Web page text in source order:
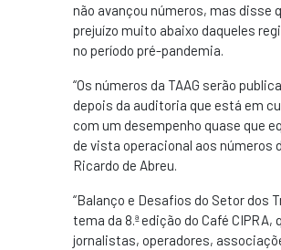
não avançou números, mas disse
prejuízo muito abaixo daqueles
no período pré-pandemia.
“Os números da TAAG serão
depois da auditoria que está em
com um desempenho quase que
de vista operacional aos números
Ricardo de Abreu.
“Balanço e Desafios do Setor dos
tema da 8.ª edição do Café CIPRA,
jornalistas, operadores,